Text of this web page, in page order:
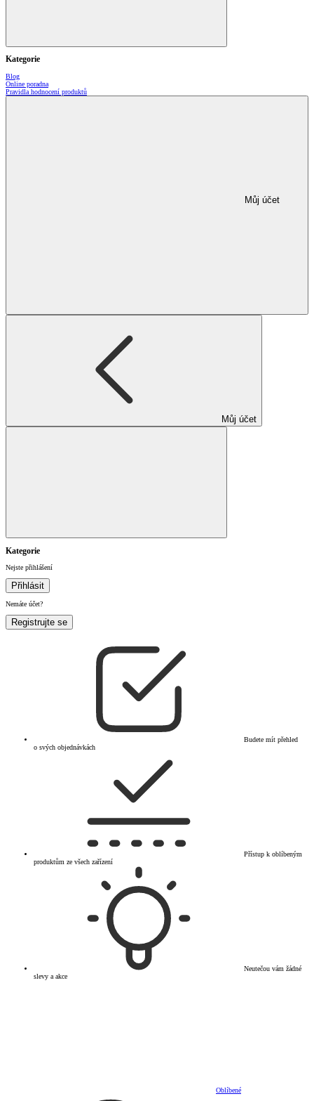
Kategorie
Blog
Online poradna
Pravidla hodnocení produktů
Můj účet
Můj účet
Kategorie
Nejste přihlášení
Přihlásit
Nemáte účet?
Registrujte se
Budete mít přehled
o svých objednávkách
Přístup k oblíbeným
produktům ze všech zařízení
Neutečou vám žádné
slevy a akce
Oblíbené